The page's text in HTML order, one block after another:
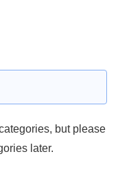
but please
later.